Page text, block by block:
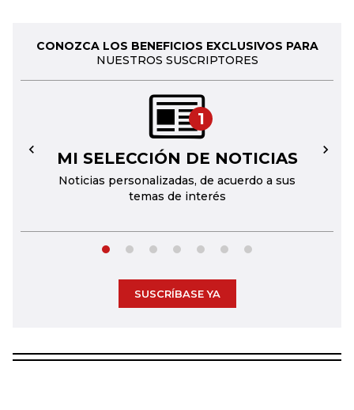
CONOZCA LOS BENEFICIOS EXCLUSIVOS PARA
NUESTROS SUSCRIPTORES
1
MI SELECCIÓN DE NOTICIAS
Noticias personalizadas, de acuerdo a sus
temas de interés
← →
SUSCRÍBASE YA